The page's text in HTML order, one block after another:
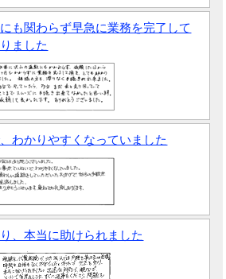
も関わらず早急に業務を完了して
ました
わかりやすくなっていました
、本当に助けられました